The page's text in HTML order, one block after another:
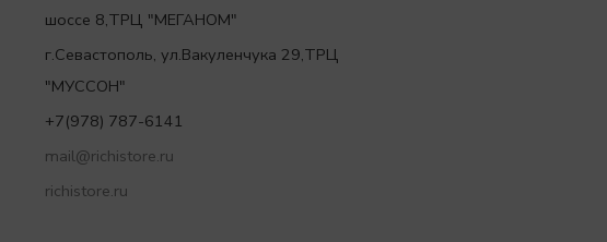
шоссе 8,ТРЦ "МЕГАНОМ"
г.Севастополь, ул.Вакуленчука 29,ТРЦ
"МУССОН"
+7(978) 787-6141
mail@richistore.ru
richistore.ru